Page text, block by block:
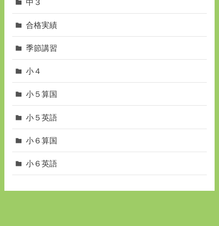
合格実績
季節講習
小４
小５算国
小５英語
小６算国
小６英語